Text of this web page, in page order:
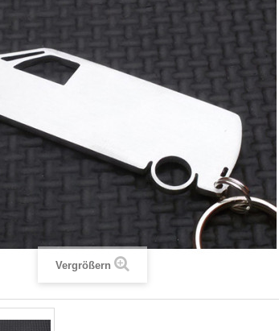
Vergrößern